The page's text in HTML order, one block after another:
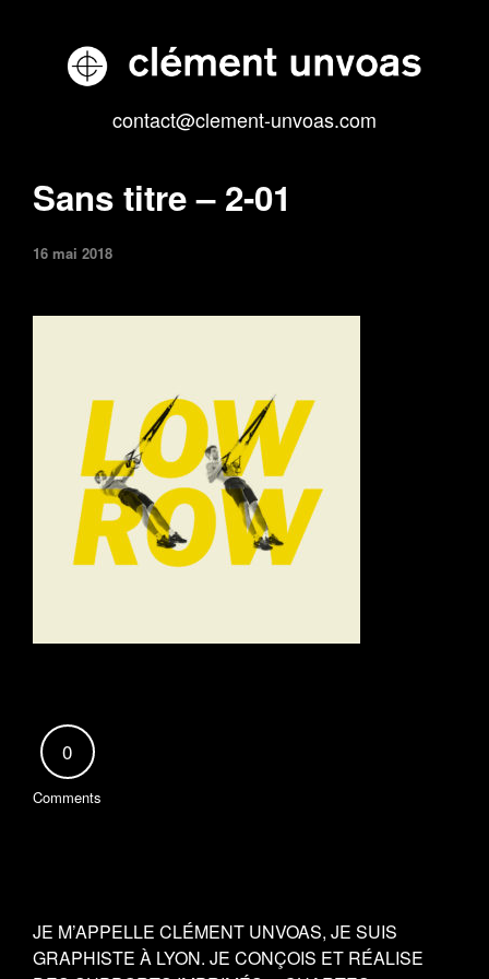
contact@clement-unvoas.com
Sans titre – 2-01
16 mai 2018
0
Comments
JE M’APPELLE CLÉMENT UNVOAS, JE SUIS
GRAPHISTE À LYON. JE CONÇOIS ET RÉALISE